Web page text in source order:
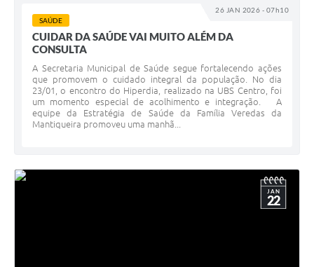
26 JAN 2026 - 07h10
SAÚDE
CUIDAR DA SAÚDE VAI MUITO ALÉM DA
CONSULTA
A Secretaria Municipal de Saúde segue fortalecendo ações
que promovem o cuidado integral da população. No dia
23/01, o encontro do Hiperdia, realizado na UBS Centro, foi
um momento especial de acolhimento e integração. A
equipe da Estratégia de Saúde da Família Veredas da
Mantiqueira promoveu uma manhã...
JAN
22